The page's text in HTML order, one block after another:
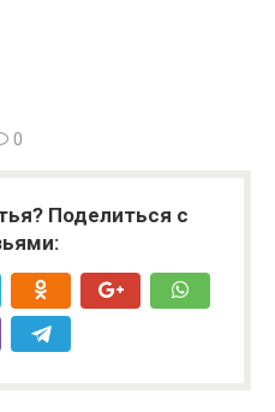
0
Поделиться с